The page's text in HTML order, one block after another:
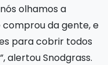
olhamos a
da gente, e
para cobrir todos
alertou Snodgrass.